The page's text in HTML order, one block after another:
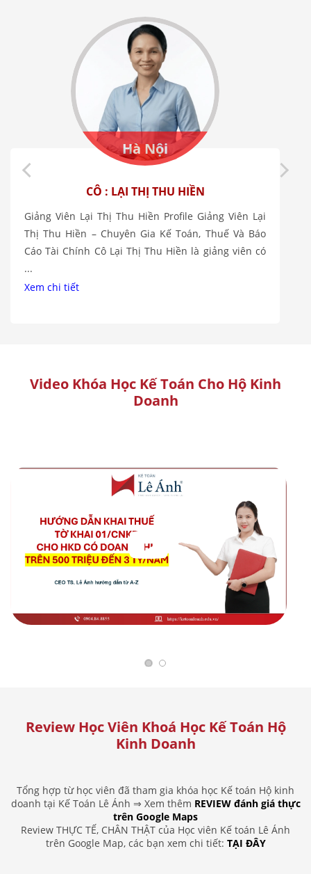
Hà Nội
CÔ : LẠI THỊ THU HIỀN
Giảng Viên Lại Thị Thu Hiền Profile Giảng Viên Lại
Thị Thu Hiền – Chuyên Gia Kế Toán, Thuế Và Báo
Cáo Tài Chính Cô Lại Thị Thu Hiền là giảng viên có
...
Xem chi tiết
Video Khóa Học Kế Toán Cho Hộ Kinh
Doanh
Review Học Viên Khoá Học Kế Toán Hộ
Kinh Doanh
Tổng hợp từ học viên đã tham gia khóa học Kế toán Hộ kinh
doanh tại Kế Toán Lê Ánh ⇒ Xem thêm REVIEW đánh giá thực
trên Google Maps
Review THỰC TẾ, CHÂN THẬT của Học viên Kế toán Lê Ánh
trên Google Map, các bạn xem chi tiết: TẠI ĐÂY